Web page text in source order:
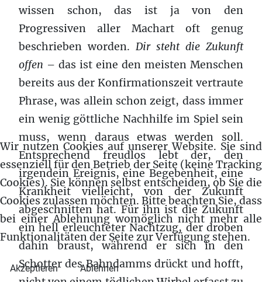
wissen schon, das ist ja von den
Progressiven aller Machart oft genug
beschrieben worden. Dir steht die Zukunft
offen – das ist eine den meisten Menschen
bereits aus der Konfirmationszeit vertraute
Phrase, was allein schon zeigt, dass immer
ein wenig göttliche Nachhilfe im Spiel sein
muss, wenn daraus etwas werden soll.
Entsprechend freudlos lebt der, den
irgendein Ereignis, eine Begebenheit, eine
Krankheit vielleicht, von der Zukunft
abgeschnitten hat. Für ihn ist die Zukunft
ein hell erleuchteter Nachtzug, der droben
dahin braust, während er sich in den
Schotter des Bahndamms drückt und hofft,
Wir nutzen Cookies auf unserer Website. Sie sind
essenziell für den Betrieb der Seite (keine Tracking
Cookies). Sie können selbst entscheiden, ob Sie die
Cookies zulassen möchten. Bitte beachten Sie, dass
bei einer Ablehnung womöglich nicht mehr alle
Funktionalitäten der Seite zur Verfügung stehen.
Akzeptieren Ablehnen